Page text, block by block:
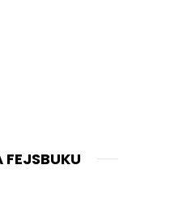
FEJSBUKU